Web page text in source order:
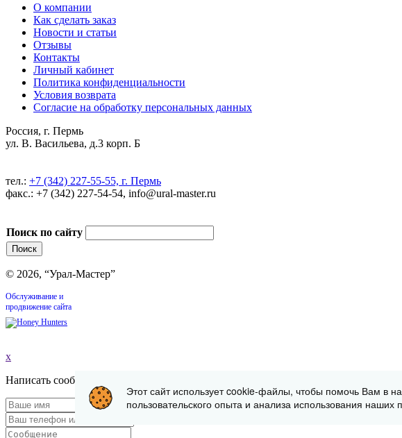
О компании
Как сделать заказ
Новости и статьи
Отзывы
Контакты
Личный кабинет
Политика конфиденциальности
Условия возврата
Согласие на обработку персональных данных
Россия, г. Пермь
ул. В. Васильева, д.3 корп. Б
тел.: +7 (342) 227-55-55, г. Пермь
факс.: +7 (342) 227-54-54, info@ural-master.ru
Поиск по сайту
© 2026, “Урал-Мастер”
Обслуживание и
продвижение сайта
x
Написать сообщение
Этот сайт использует cookie-файлы, чтобы помочь Вам в
пользовательского опыта и анализа использования наших